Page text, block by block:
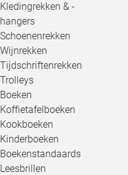
Kledingrekken & -
hangers
Schoenenrekken
Wijnrekken
Tijdschriftenrekken
Trolleys
Boeken
Koffietafelboeken
Kookboeken
Kinderboeken
Boekenstandaards
Leesbrillen